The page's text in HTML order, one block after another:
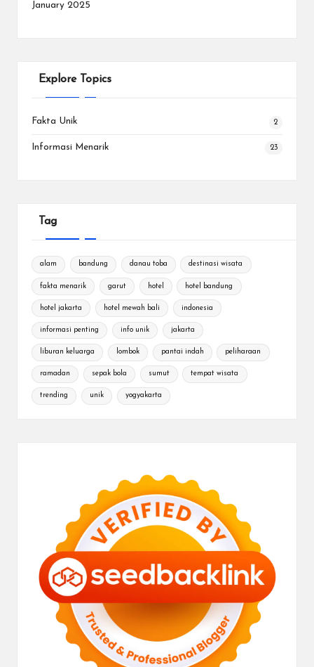
January 2025
Explore Topics
Fakta Unik 2
Informasi Menarik 23
Tag
alam bandung danau toba destinasi wisata
fakta menarik garut hotel hotel bandung
hotel jakarta hotel mewah bali indonesia
informasi penting info unik jakarta
liburan keluarga lombok pantai indah peliharaan
ramadan sepak bola sumut tempat wisata
trending unik yogyakarta